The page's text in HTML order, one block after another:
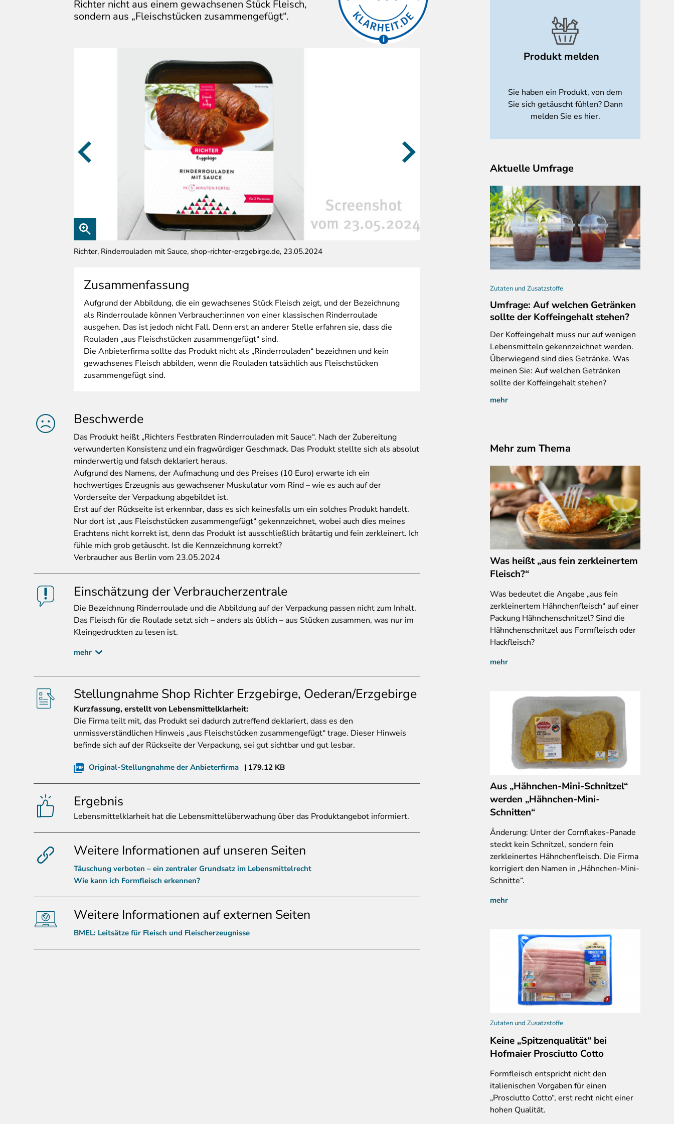
Richter nicht aus einem gewachsenen Stück Fleisch,
sondern aus „Fleischstücken zusammengefügt“.
sich Verbraucher:innen.
Richter, Rinderrouladen mit Sauce, shop-richter-erzgebirge.de, 23.05.2024 Richter, Rinderrouladen mit Sauce, shop-richter-erzgebirge.de, 23.05.2024
Zusammenfassung
Aufgrundder Abbildung, die ein gewachsenes Stück Fleisch zeigt, und der Bezeichnung
als Rinderroulade können Verbraucher:innen von einer klassischen Rinderroulade
ausgehen. Das ist jedoch nicht Fall. Denn erst an anderer Stelle erfahren sie, dass die
Rouladen „aus Fleischstücken zusammengefügt“ sind.
Die Anbieterfirma sollte das Produkt nicht als „Rinderrouladen“ bezeichnen und kein
gewachsenes Fleisch abbilden, wenn die Rouladen tatsächlich aus Fleischstücken
zusammengefügt sind.
Beschwerde
Das Produkt heißt „Richters Festbraten Rinderrouladen mit Sauce“. Nach der Zubereitung
verwunderten Konsistenz und ein fragwürdiger Geschmack. Das Produkt stellte sich als absolut
minderwertig und falsch deklariert heraus.
Aufgrund des Namens, der Aufmachung und des Preises (10 Euro) erwarte ich ein
hochwertiges Erzeugnis aus gewachsener Muskulatur vom Rind – wie es auch auf der
Vorderseite der Verpackung abgebildet ist.
Erst auf der Rückseite ist erkennbar, dass es sich keinesfalls um ein solches Produkt handelt.
Nur dort ist „aus Fleischstücken zusammengefügt“ gekennzeichnet, wobei auch dies meines
Erachtens nicht korrekt ist, denn das Produkt ist ausschließlich brätartig und fein zerkleinert. Ich
fühle mich grob getäuscht. Ist die Kennzeichnung korrekt?
Verbraucher aus Berlin vom 23.05.2024
Einschätzung der Verbraucherzentrale
Die Bezeichnung Rinderroulade und die Abbildung auf der Verpackung passen nicht zum Inhalt.
Das Fleisch für die Roulade setzt sich – anders als üblich – aus Stücken zusammen, was nur im
Kleingedruckten zu lesen ist.
mehr
Stellungnahme Shop Richter Erzgebirge, Oederan/Erzgebirge
Kurzfassung, erstellt von Lebensmittelklarheit:
Die Firma teilt mit, das Produkt sei dadurch zutreffend deklariert, dass es den
unmissverständlichen Hinweis „aus Fleischstücken zusammengefügt“ trage. Dieser Hinweis
befinde sich auf der Rückseite der Verpackung, sei gut sichtbar und gut lesbar.
Original-Stellungnahme der Anbieterfirma 179.12 KB
Ergebnis
Lebensmittelklarheit hat die Lebensmittelüberwachung über das Produktangebot informiert.
Weitere Informationen auf unseren Seiten
Täuschung verboten – ein zentraler Grundsatz im Lebensmittelrecht
Wie kann ich Formfleisch erkennen?
Weitere Informationen auf externen Seiten
BMEL: Leitsätze für Fleisch und Fleischerzeugnisse
Produkt melden
Sie haben ein Produkt, von dem
Sie sich getäuscht fühlen? Dann
melden Sie es hier.
Aktuelle Umfrage
Zutaten und Zusatzstoffe
Umfrage: Auf welchen Getränken
sollte der Koffeingehalt stehen?
Der Koffeingehalt muss nur auf wenigen
Lebensmitteln gekennzeichnet werden.
Überwiegend sind dies Getränke. Was
meinen Sie: Auf welchen Getränken
sollte der Koffeingehalt stehen?
mehr
Mehr zum Thema
Was heißt „aus fein zerkleinertem
Fleisch?“
Was bedeutet die Angabe „aus fein
zerkleinertem Hähnchenfleisch“ auf einer
Packung Hähnchenschnitzel? Sind die
Hähnchenschnitzel aus Formfleisch oder
Hackfleisch?
mehr
Aus „Hähnchen-Mini-Schnitzel“
werden „Hähnchen-Mini-
Schnitten“
Änderung: Unter der Cornflakes-Panade
steckt kein Schnitzel, sondern fein
zerkleinertes Hähnchenfleisch. Die Firma
korrigiert den Namen in „Hähnchen-Mini-
Schnitte“.
mehr
Zutaten und Zusatzstoffe
Keine „Spitzenqualität“ bei
Hofmaier Prosciutto Cotto
Formfleisch entspricht nicht den
italienischen Vorgaben für einen
„Prosciutto Cotto“, erst recht nicht einer
hohen Qualität.